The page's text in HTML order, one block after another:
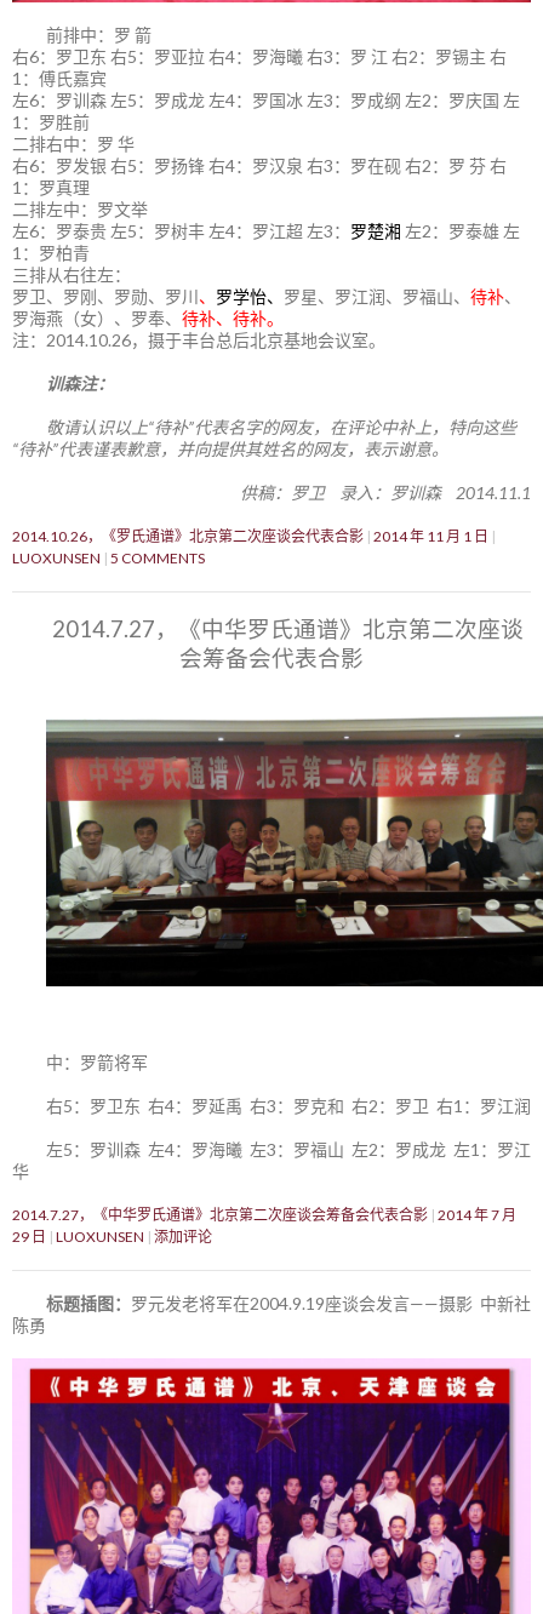
前排中：罗 箭
右6：罗卫东 右5：罗亚拉 右4：罗海曦 右3：罗 江 右2：罗锡主 右
1：傅氏嘉宾
左6：罗训森 左5：罗成龙 左4：罗国冰 左3：罗成纲 左2：罗庆国 左
1：罗胜前
二排右中：罗 华
右6：罗发银 右5：罗扬锋 右4：罗汉泉 右3：罗在砚 右2：罗 芬 右
1：罗真理
二排左中：罗文举
左6：罗泰贵 左5：罗树丰 左4：罗江超 左3： 罗楚湘 左2：罗泰雄 左
1：罗柏青
三排从右往左：
罗卫、罗刚、罗勋、罗川 、 罗学怡、 罗星、罗江润、罗福山、 待补、
罗海燕（女）、罗奉、 待补、待补。
注：2014.10.26，摄于丰台总后北京基地会议室。
训森注：
敬请认识以上“待补”代表名字的网友，在评论中补上，特向这些
“待补”代表谨表歉意，并向提供其姓名的网友，表示谢意。
供稿：罗卫 录入：罗训森 2014.11.1
2014.10.26，《罗氏通谱》北京第二次座谈会代表合影 2014 年 11 月 1 日
LUOXUNSEN 5 COMMENTS
2014.7.27，《中华罗氏通谱》北京第二次座谈
会筹备会代表合影
中：罗箭将军
右5：罗卫东 右4：罗延禹 右3：罗克和 右2：罗卫 右1：罗江润
左5：罗训森 左4：罗海曦 左3：罗福山 左2：罗成龙 左1：罗江
华
2014.7.27，《中华罗氏通谱》北京第二次座谈会筹备会代表合影 2014 年 7 月
29 日
LUOXUNSEN 添加评论
标题插图： 罗元发老将军在2004.9.19座谈会发言——摄影 中新社
陈勇